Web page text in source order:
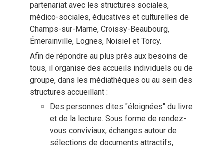
partenariat avec les structures sociales,
médico-sociales, éducatives et culturelles de
Champs-sur-Marne, Croissy-Beaubourg,
Émerainville, Lognes, Noisiel et Torcy.
Afin de répondre au plus près aux besoins de
tous, il organise des accueils individuels ou de
groupe, dans les médiathèques ou au sein des
structures accueillant :
Des personnes dites "éloignées" du livre
et de la lecture. Sous forme de rendez-
vous conviviaux, échanges autour de
sélections de documents attractifs,